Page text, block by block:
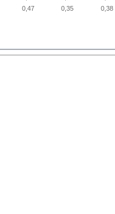
0,47 0,35 0,38